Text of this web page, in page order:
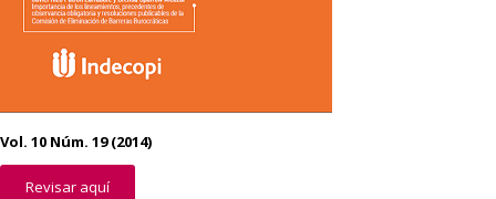
Vol. 10 Núm. 19 (2014)
Revisar aquí